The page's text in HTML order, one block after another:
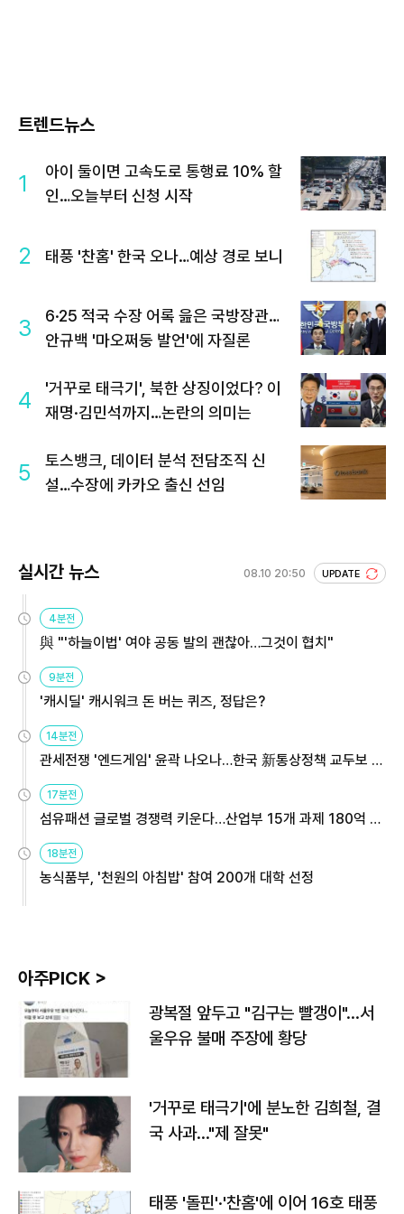
트렌드뉴스
1
아이 둘이면 고속도로 통행료 10% 할
인…오늘부터 신청 시작
2 태풍 '찬홈' 한국 오나…예상 경로 보니
3
6·25 적국 수장 어록 읊은 국방장관…
안규백 '마오쩌둥 발언'에 자질론
4
'거꾸로 태극기', 북한 상징이었다? 이
재명·김민석까지…논란의 의미는
5
토스뱅크, 데이터 분석 전담조직 신
설…수장에 카카오 출신 선임
실시간 뉴스 08.10 20:50 UPDATE
4분전
與 "'하늘이법' 여야 공동 발의 괜찮아…그것이 협치"
9분전
'캐시딜' 캐시워크 돈 버는 퀴즈, 정답은?
14분전
관세전쟁 '엔드게임' 윤곽 나오나…한국 新통상정책 교두보 활
용해야
17분전
섬유패션 글로벌 경쟁력 키운다…산업부 15개 과제 180억 지
원
18분전
농식품부, '천원의 아침밥' 참여 200개 대학 선정
아주PICK >
광복절 앞두고 "김구는 빨갱이"…서
울우유 불매 주장에 황당
'거꾸로 태극기'에 분노한 김희철, 결
국 사과…"제 잘못"
태풍 '돌핀'·'찬홈'에 이어 16호 태풍